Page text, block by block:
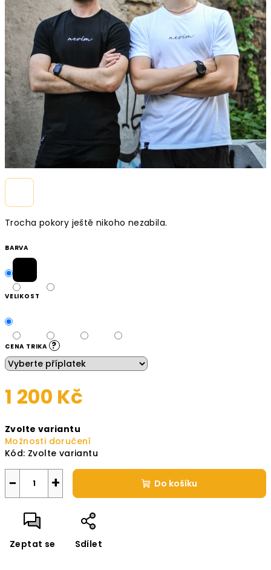
Trocha pokory ještě nikoho nezabila.
BARVA
VELIKOST
CENA TRIKA ?
1 200 Kč
cena:
Zvolte variantu
Možnosti doručení
Kód: Zvolte variantu
+
− Do košíku
Zeptat se Sdílet